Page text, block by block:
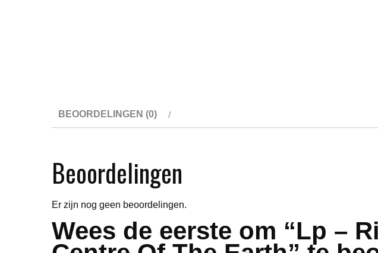
BEOORDELINGEN (0)
Beoordelingen
Er zijn nog geen beoordelingen.
Wees de eerste om “Lp –